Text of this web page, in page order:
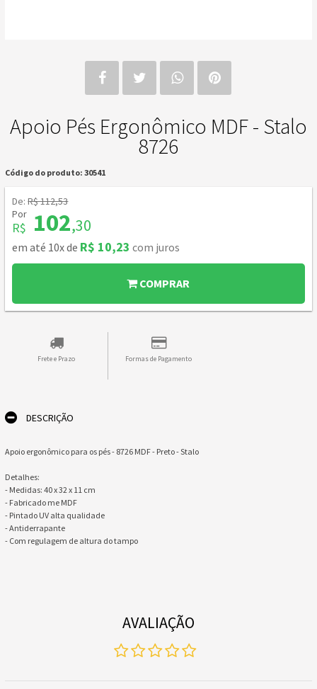
Apoio Pés Ergonômico MDF - Stalo
8726
Código do produto: 30541
De:R$ 112,53
Por
R$ 102,30
em até 10x de R$ 10,23 com juros
COMPRAR
Frete e Prazo Formas de Pagamento
DESCRIÇÃO
Apoio ergonômico para os pés - 8726 MDF - Preto - Stalo
Detalhes:
- Medidas: 40 x 32 x 11 cm
- Fabricado me MDF
- Pintado UV alta qualidade
- Antiderrapante
- Com regulagem de altura do tampo
AVALIAÇÃO